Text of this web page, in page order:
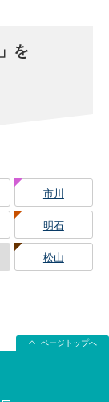
を
市川
明石
松山
ページトップへ